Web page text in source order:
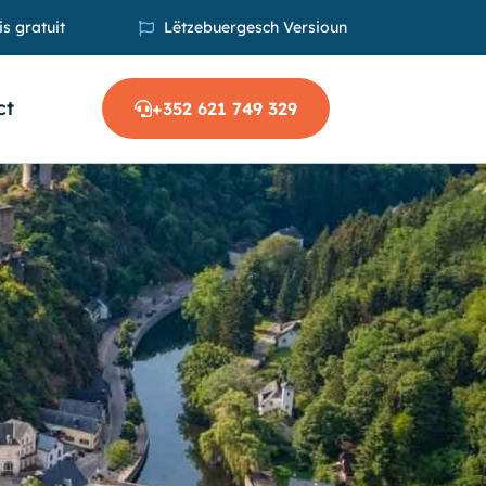
gratuit Lëtzebuergesch Versioun
+352 621 749 329